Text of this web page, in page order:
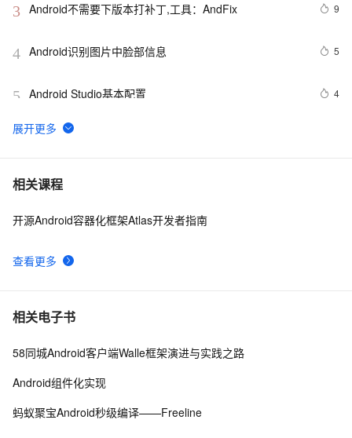
3 Android不需要下版本打补丁,工具：AndFix 9
4 Android识别图片中脸部信息 5
5 Android Studio基本配置 4
6 Android Socket与服务器通信通用Demo
7 FFmpeg开发笔记（五十九）Linux编译ijkplayer的
8 申请google android map api key
9 [Android]Activity跳转传递任意类型的数据、Activity为
10
相关课程
查看更多
开源Android容器化框架Atlas开发者指南
相关电子书
58同城Android客户端Walle框架演进与实践之路
Android组件化实现
蚂蚁聚宝Android秒级编译——Freeline